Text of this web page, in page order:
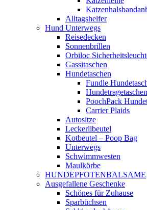
Alltagshelfer
Hund Unterwegs
Reisedecken
Sonnenbrillen
Orbiloc
Gassitaschen
Hundetaschen
Fundle
Hundetragetaschen
PoochPack
Carrier Plaids
Autositze
Leckerlibeutel
Kotbeutel – Poop Bag
Unterwegs
Schwimmwesten
Maulkörbe
HUNDEPFOTENBALSAME
Ausgefallene Geschenke
Schönes für Zuhause
Sparbüchsen